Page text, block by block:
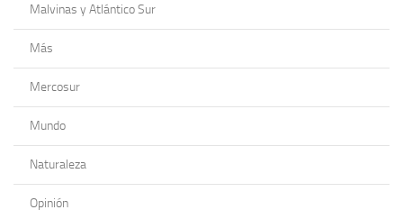
Malvinas y Atlántico Sur
Más
Mercosur
Mundo
Naturaleza
Opinión